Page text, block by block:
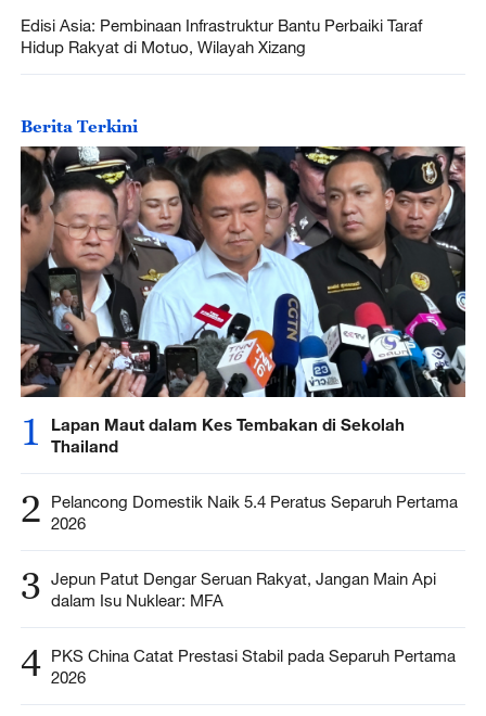
Edisi Asia: Pembinaan Infrastruktur Bantu Perbaiki Taraf
Hidup Rakyat di Motuo, Wilayah Xizang
Berita Terkini
1
Lapan Maut dalam Kes Tembakan di Sekolah
Thailand
2
Pelancong Domestik Naik 5.4 Peratus Separuh Pertama
2026
3 Jepun Patut Dengar Seruan Rakyat, Jangan Main Api
dalam Isu Nuklear: MFA
4 PKS China Catat Prestasi Stabil pada Separuh Pertama
2026